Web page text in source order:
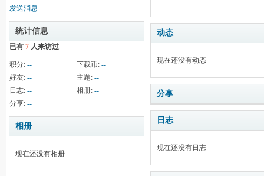
发送消息
统计信息
已有 7 人来访过
积分: -- 下载币: --
好友: -- 主题: --
日志: -- 相册: --
分享: --
相册
现在还没有相册
动态
现在还没有动态
分享
日志
现在还没有日志